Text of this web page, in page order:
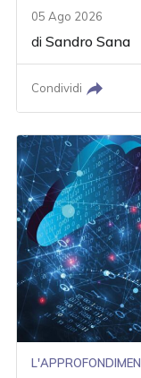
05 Ago 2026
diSandro Sana
Condividi